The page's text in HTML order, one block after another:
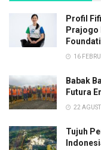
Profil
Prajogo
16
Babak
Futura
22
Tujuh